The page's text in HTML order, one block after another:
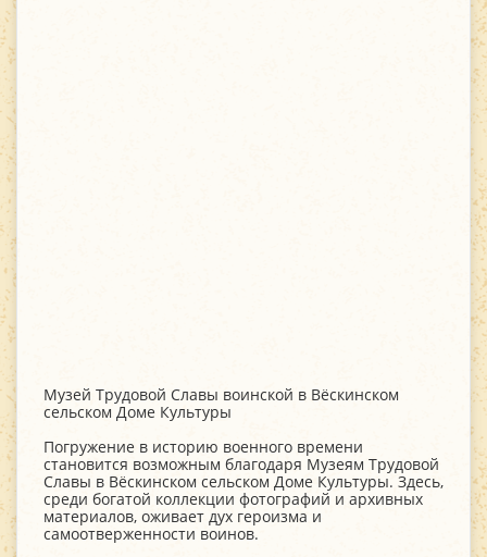
Музей Трудовой Славы воинской в Вёскинском
сельском Доме Культуры
Погружение в историю военного времени
становится возможным благодаря Музеям Трудовой
Славы в Вёскинском сельском Доме Культуры. Здесь,
среди богатой коллекции фотографий и архивных
материалов, оживает дух героизма и
самоотверженности воинов.